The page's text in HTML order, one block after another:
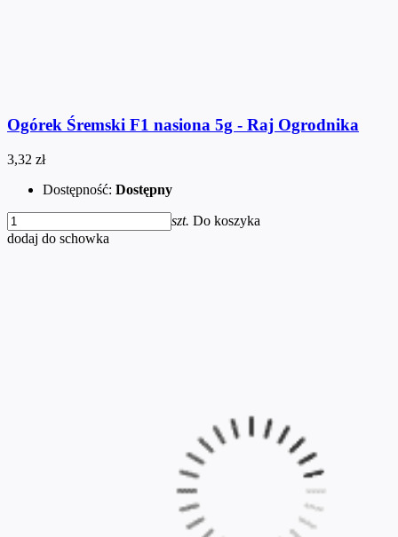
Ogórek Śremski F1 nasiona 5g - Raj Ogrodnika
3,32 zł
Dostępność: Dostępny
szt. Do koszyka
dodaj do schowka